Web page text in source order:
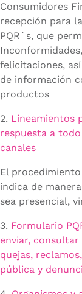
Consumidores
recepción para
PQR´s, que
felicitaciones,
de información
productos
2. Lineamientos
respuesta a
canales
El
indica de
sea presencial,
3. Formulario
enviar,
quejas,
pública y